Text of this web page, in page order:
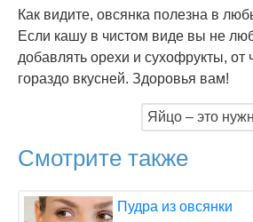
Как видите, овсянка полезна в
Если кашу в чистом виде вы не
добавлять орехи и сухофрукты, от
гораздо вкусней. Здоровья вам!
Яйцо – это
Смотрите также
Пудра из овсянки